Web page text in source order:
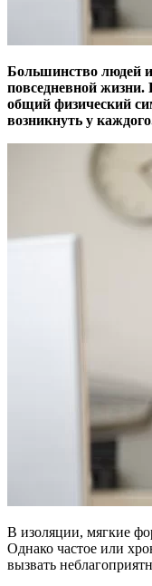
Большинство людей
повседневной
общий физический
возникнуть у
В изоляции, мягкие
Однако частое или
вызвать